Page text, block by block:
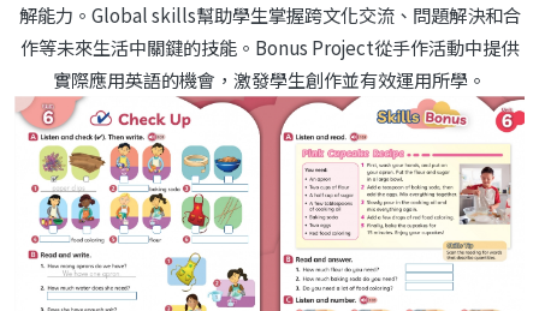
解能力。Global skills幫助學生掌握跨文化交流、問題解決和合
作等未來生活中關鍵的技能。Bonus Project從手作活動中提供
實際應用英語的機會，激發學生創作並有效運用所學。